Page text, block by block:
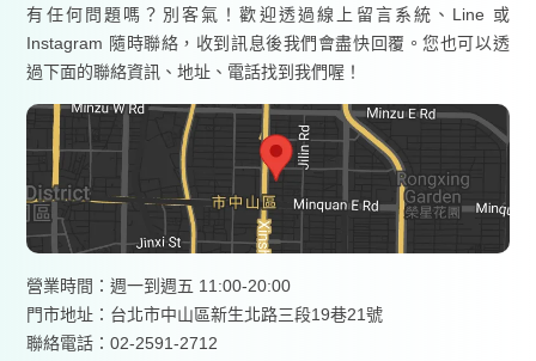
有任何問題嗎？別客氣！歡迎透過線上留言系統、Line 或
Instagram 隨時聯絡，收到訊息後我們會盡快回覆。您也可以透
過下面的聯絡資訊、地址、電話找到我們喔！
營業時間：週一到週五 11:00-20:00
門市地址：台北市中山區新生北路三段19巷21號
聯絡電話：02-2591-2712